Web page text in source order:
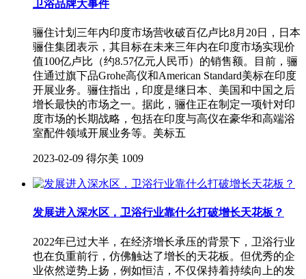
卫浴品牌大事件
骊住计划三年内印度市场营收破百亿卢比8月20日，日本
骊住集团表示，其目标在未来三年内在印度市场实现价
值100亿卢比（约8.57亿元人民币）的销售额。目前，骊
住通过旗下品Grohe高仪和American Standard美标在印度
开展业务。骊住指出，印度是继日本、美国和中国之后
增长最快的市场之一。据此，骊住正在制定一项针对印
度市场的长期战略，包括在印度与高仪在豪华和高端浴
室配件领域开展业务等。美标五
2023-02-09 得尔美 1009
发展进入深水区，卫浴行业靠什么打破增长天花板？
2022年已过大半，在经济增长承压的背景下，卫浴行业
也在负重前行，仿佛触达了增长的天花板。但优秀的企
业依然逆势上扬，例如恒洁，不仅保持着持续向上的发